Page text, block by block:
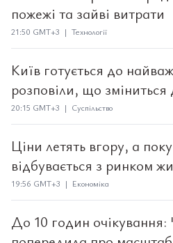
пожежі та зайві витрати
21:50 GMT+3 | Технології
Київ готується до
розповіли, що зміниться
20:15 GMT+3 | Суспільство
Ціни летять вгору, а
відбувається з ринком
19:56 GMT+3 | Економіка
До 10 годин очікування: